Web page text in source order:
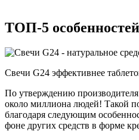
ТОП-5
Свечи G24 эффективнее
По утверждению производителя
около миллиона людей! Такой
благодаря следующим
фоне других средств в форме